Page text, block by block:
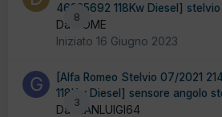
8
46335692 118Kw Diesel]
Da DOME
Iniziato 16 Giugno 2023
3
[Alfa Romeo Stelvio 07/2021
118Kw Diesel] sensore angolo
Da GIANLUIGI64